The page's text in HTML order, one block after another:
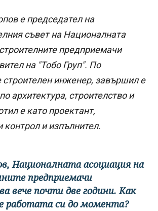
е председател на
съвет на Националната
предприемачи
на "Тобо Груп". По
строителен инженер, завършил е
архитектура, строителство и
е като проектант,
контрол и изпълнител.
Националната асоциация на
предприемачи
вече почти две години. Как
работата си до момента?